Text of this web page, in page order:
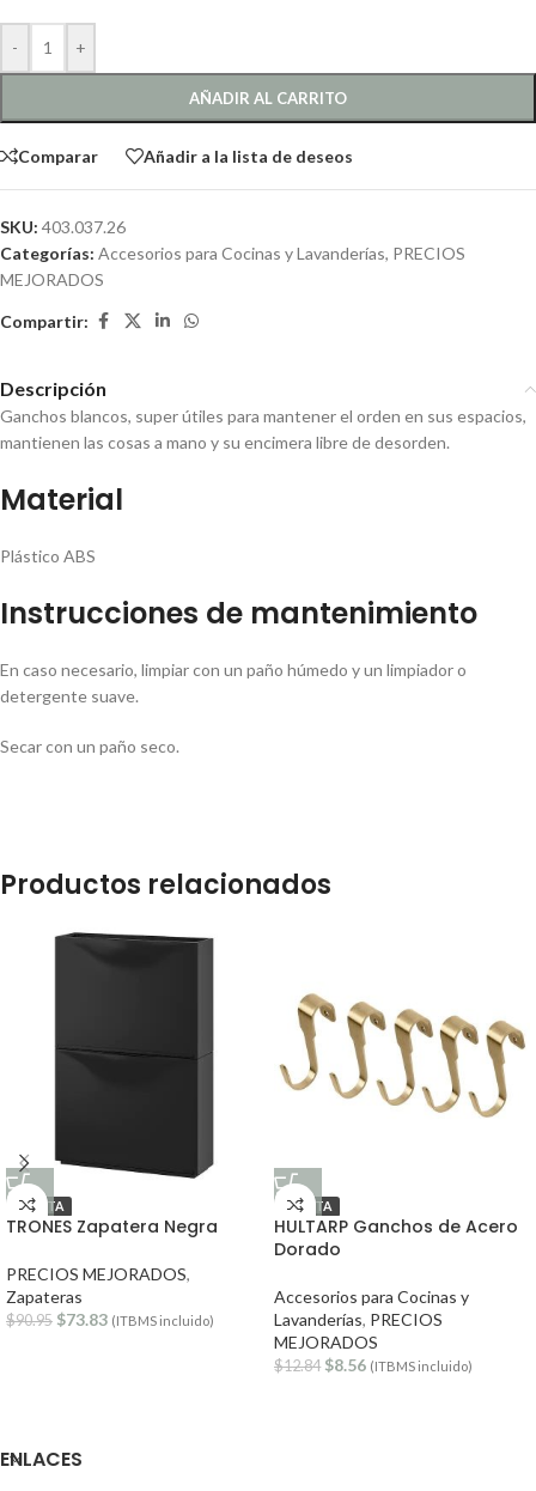
- +
AÑADIR AL CARRITO
Comparar Añadir a la lista de deseos
SKU: 403.037.26
Categorías: Accesorios para Cocinas y Lavanderías, PRECIOS
MEJORADOS
Compartir:
Descripción
Ganchos blancos, super útiles para mantener el orden en sus espacios,
mantienen las cosas a mano y su encimera libre de desorden.
Material
Plástico ABS
Instrucciones de mantenimiento
En caso necesario, limpiar con un paño húmedo y un limpiador o
detergente suave.
Secar con un paño seco.
Productos relacionados
OFERTA
TRONES Zapatera Negra
PRECIOS MEJORADOS,
Zapateras
$90.95 $73.83 (ITBMS incluido)
OFERTA
HULTARP Ganchos de Acero
Dorado
Accesorios para Cocinas y
Lavanderías, PRECIOS
MEJORADOS
$12.84 $8.56 (ITBMS incluido)
ENLACES